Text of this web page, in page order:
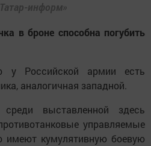
информ»
в броне способна погубить
у Российской армии есть
аналогичная западной.
выставленной здесь
управляемые
имеют кумулятивную боевую